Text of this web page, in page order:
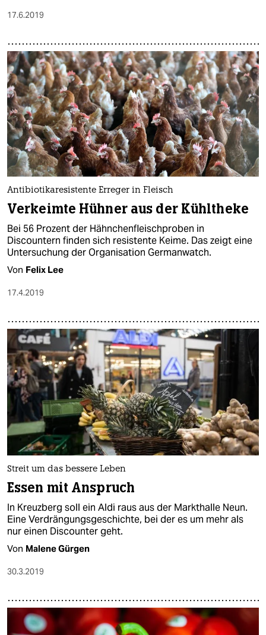
17.6.2019
Antibiotikaresistente Erreger in Fleisch
Verkeimte Hühner aus der Kühltheke
Bei 56 Prozent der Hähnchenfleischproben in
Discountern finden sich resistente Keime. Das zeigt eine
Untersuchung der Organisation Germanwatch.
Von Felix Lee
17.4.2019
Streit um das bessere Leben
Essen mit Anspruch
In Kreuzberg soll ein Aldi raus aus der Markthalle Neun.
Eine Verdrängungsgeschichte, bei​ der es um mehr als
nur einen Discounter geht.
Von Malene Gürgen
30.3.2019